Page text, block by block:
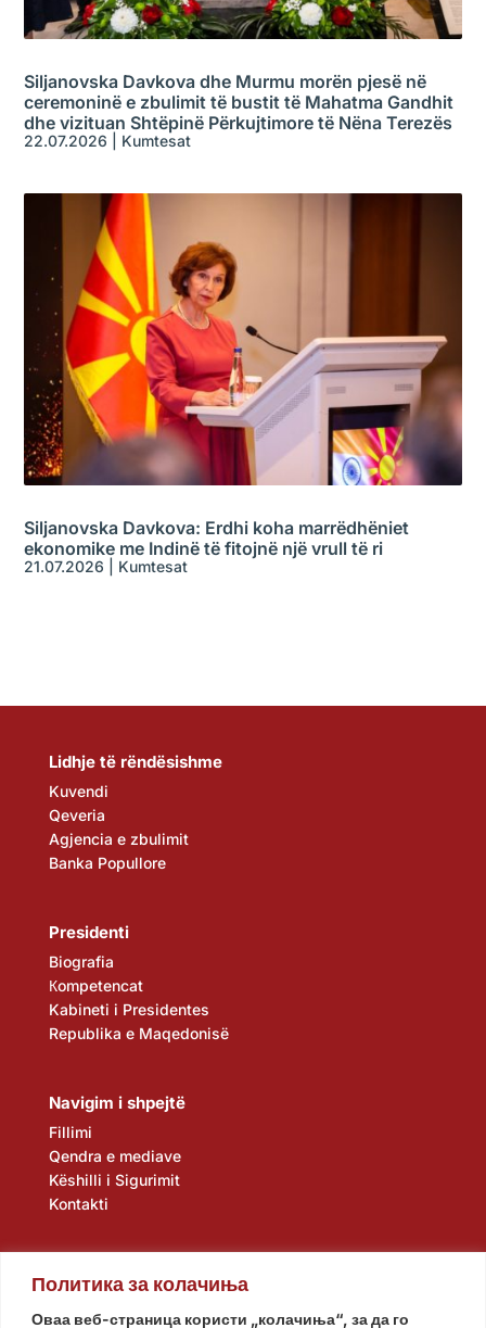
Политика за колачиња
Оваа веб-страница користи „колачиња“, за да го
Siljanovska Davkova dhe Murmu morën pjesë në
ceremoninë e zbulimit të bustit të Mahatma Gandhit
dhe vizituan Shtëpinë Përkujtimore të Nëna Terezës
22.07.2026 Kumtesat
Siljanovska Davkova: Erdhi koha marrëdhëniet
ekonomike me Indinë të fitojnë një vrull të ri
21.07.2026 Kumtesat
Lidhje të rëndësishme
Kuvendi
Qeveria
Agjencia e zbulimit
Banka Popullore
Presidenti
Biografia
Кompetencat
Kabineti i Presidentes
Republika e Maqedonisë
Navigim i shpejtë
Fillimi
Qendra e mediave
Këshilli i Sigurimit
Kontakti